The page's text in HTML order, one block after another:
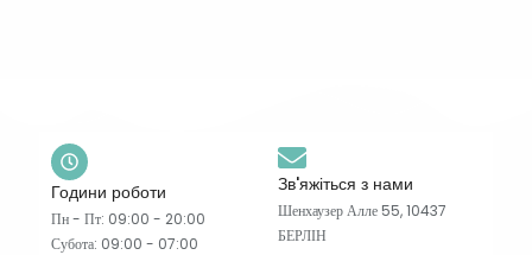
Години роботи
Пн - Пт: 09:00 - 20:00
Субота: 09:00 - 07:00
Зв'яжіться з нами
Шенхаузер Алле 55, 10437
БЕРЛІН